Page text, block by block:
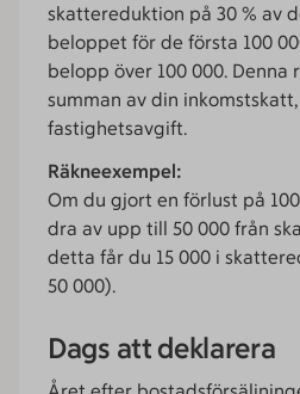
skattereduktion på 30 % av
beloppet för de första 100
belopp över 100 000. Denna
summan av din
fastighetsavgift.
Räkneexempel:
Om du gjort en förlust på
dra av upp till 50 000 från
detta får du 15 000 i
50 000).
Dags att deklarera